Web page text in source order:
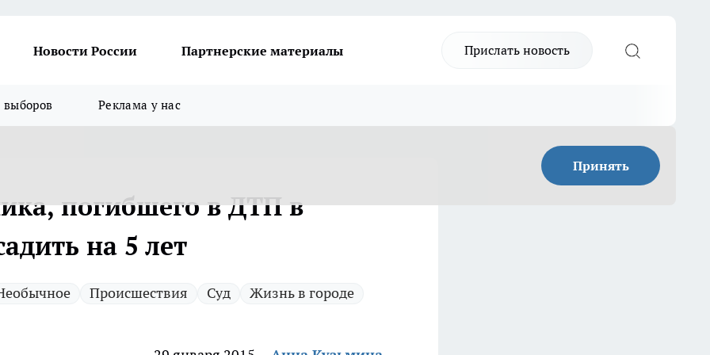
Новости России Партнерские материалы Прислать новость
выборов Реклама у нас
Принять
погибшего в ДТП в
на 5 лет
Происшествия Суд Жизнь в городе